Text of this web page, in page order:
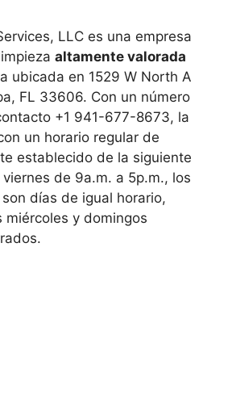
LLC es una empresa
altamente valorada
ubicada en 1529 W North A
FL 33606. Con un número
+1 941-677-8673, la
un horario regular de
establecido de la siguiente
de 9a.m. a 5p.m., los
días de igual horario,
miércoles y domingos